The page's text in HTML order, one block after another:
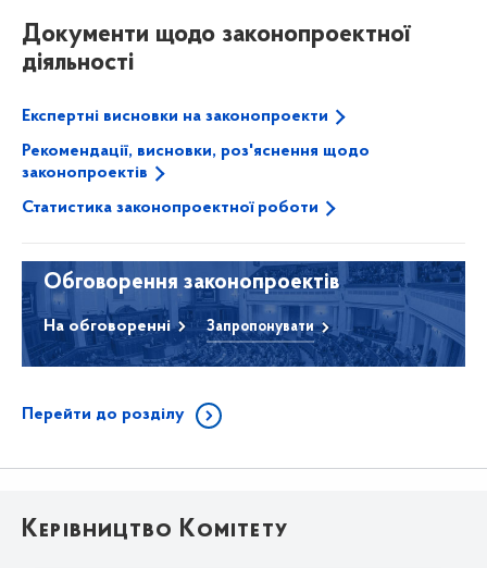
Документи щодо законопроектної
діяльності
Експертні висновки на законопроекти
Рекомендації, висновки, роз'яснення щодо
законопроектів
Статистика законопроектної роботи
Обговорення законопроектів
На обговоренні Запропонувати
Перейти до розділу
Керівництво Комітету